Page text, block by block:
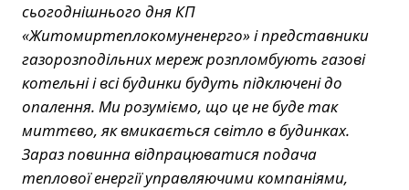
сьогоднішнього дня КП
«Житомиртеплокомуненерго» і представники
газорозподільних мереж розпломбують газові
котельні і всі будинки будуть підключені до
опалення. Ми розуміємо, що це не буде так
миттєво, як вмикається світло в будинках.
Зараз повинна відпрацюватися подача
теплової енергії управляючими компаніями,